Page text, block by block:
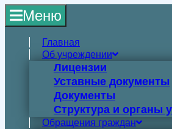
Меню
Главная
Об учреждении
Лицензии
Уставные документы
Документы
Структура и органы
Обращения граждан